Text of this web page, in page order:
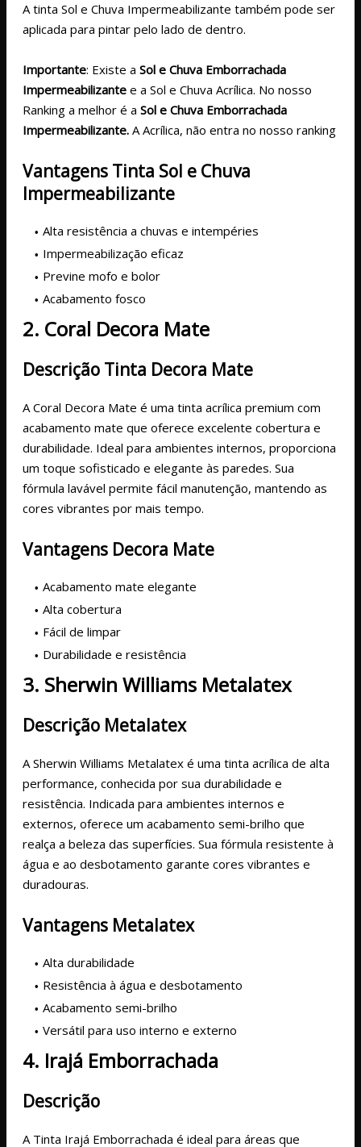
A tinta Sol e Chuva Impermeabilizante também pode ser
aplicada para pintar pelo lado de dentro.
Importante: Existe a Sol e Chuva Emborrachada
Impermeabilizante e a Sol e Chuva Acrílica. No nosso
Ranking a melhor é a Sol e Chuva Emborrachada
Impermeabilizante. A Acrílica, não entra no nosso ranking
Vantagens Tinta Sol e Chuva
Impermeabilizante
Alta resistência a chuvas e intempéries
Impermeabilização eficaz
Previne mofo e bolor
Acabamento fosco
2. Coral Decora Mate
Descrição Tinta Decora Mate
A Coral Decora Mate é uma tinta acrílica premium com
acabamento mate que oferece excelente cobertura e
durabilidade. Ideal para ambientes internos, proporciona
um toque sofisticado e elegante às paredes. Sua
fórmula lavável permite fácil manutenção, mantendo as
cores vibrantes por mais tempo.
Vantagens Decora Mate
Acabamento mate elegante
Alta cobertura
Fácil de limpar
Durabilidade e resistência
3. Sherwin Williams Metalatex
Descrição Metalatex
A Sherwin Williams Metalatex é uma tinta acrílica de alta
performance, conhecida por sua durabilidade e
resistência. Indicada para ambientes internos e
externos, oferece um acabamento semi-brilho que
realça a beleza das superfícies. Sua fórmula resistente à
água e ao desbotamento garante cores vibrantes e
duradouras.
Vantagens Metalatex
Alta durabilidade
Resistência à água e desbotamento
Acabamento semi-brilho
Versátil para uso interno e externo
4. Irajá Emborrachada
Descrição
A Tinta Irajá Emborrachada é ideal para áreas que